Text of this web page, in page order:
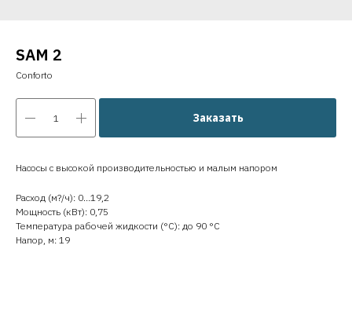
SAM 2
Conforto
Заказать
Насосы с высокой производительностью и малым напором
Расход (м?/ч): 0…19,2
Мощность (кВт): 0,75
Температура рабочей жидкости (°C): до 90 °C
Напор, м: 19